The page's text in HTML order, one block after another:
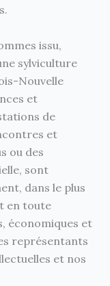
issu,
sylviculture
Nouvelle
et
de
et
ou des
sont
dans le plus
en toute
économiques et
représentants
et nos